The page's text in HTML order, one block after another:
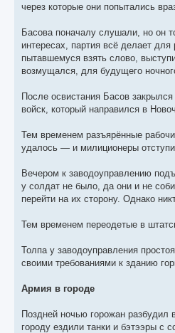
через которые они попытались
Басова поначалу слушали, но он
интересах, партия всё делает для
пытавшемуся взять слово,
возмущался, для будущего
После освистания Басов
войск, который направился в
Тем временем разъярённые
удалось — и милиционеры
Вечером к заводоуправлению
у солдат не было, да они и не
перейти на их сторону. Однако
Тем временем переодетые в
Толпа у заводоуправления
своими требованиями к зданию
Армия в городе
Поздней ночью горожан разбудил
городу ездили танки и бэтээры с